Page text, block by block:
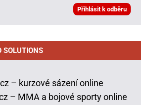
SOLUTIONS
– kurzové sázení online
– MMA a bojové sporty online